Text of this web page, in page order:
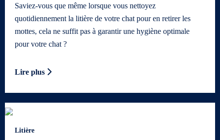
Saviez-vous que même lorsque vous nettoyez
quotidiennement la litière de votre chat pour en retirer les
mottes, cela ne suffit pas à garantir une hygiène optimale
pour votre chat ?
Lire plus
Litière